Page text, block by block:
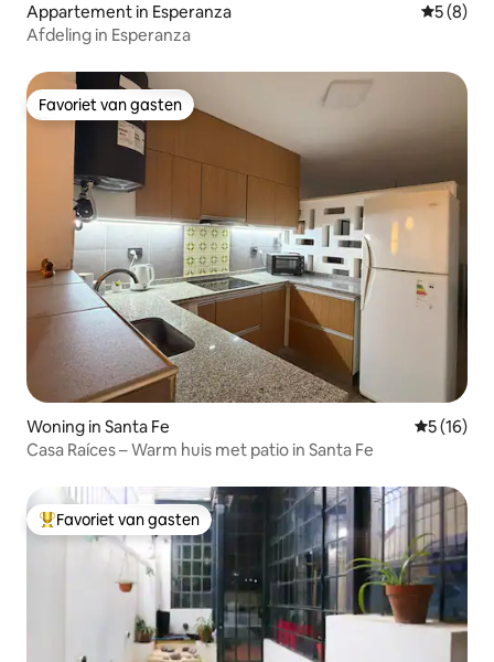
Appartement in Esperanza
5 (8)
Afdeling in Esperanza
Favoriet van gasten
Favoriet van gasten
Woning in Santa Fe
5 (16)
Casa Raíces – Warm huis met patio in Santa Fe
Topfavoriet van gasten
Favoriet van gasten